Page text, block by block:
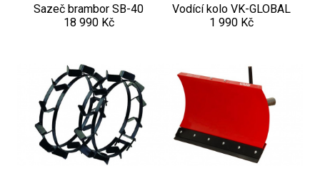
Sazeč brambor SB-40
18 990 Kč
Vodící kolo VK-GLOBAL
1 990 Kč